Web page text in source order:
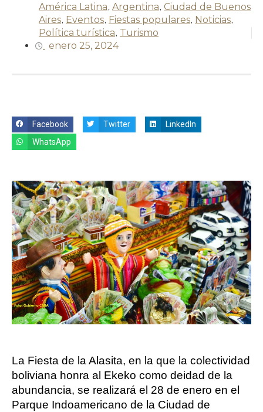
América Latina, Argentina, Ciudad de Buenos
Aires, Eventos, Fiestas populares, Noticias,
Política turística, Turismo
enero 25, 2024
Facebook Twitter
LinkedIn
WhatsApp
La Fiesta de la Alasita, en la que la colectividad
boliviana honra al Ekeko como deidad de la
abundancia, se realizará el 28 de enero en el
Parque Indoamericano de la Ciudad de